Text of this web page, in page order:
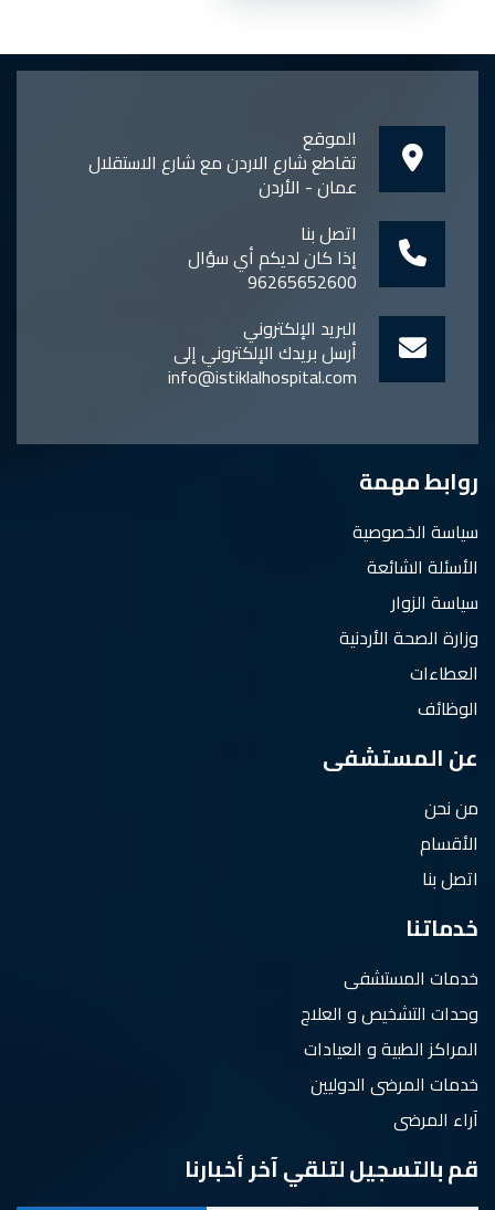
الموقع
تقاطع شارع الاردن مع شارع الاستقلال
عمان - الأردن
اتصل بنا
إذا كان لديكم أي سؤال
96265652600
البريد الإلكتروني
أرسل بريدك الإلكتروني إلى
info@istiklalhospital.com
روابط مهمة
سياسة الخصوصية
الأسئلة الشائعة
سياسة الزوار
وزارة الصحة الأردنية
العطاءات
الوظائف
عن المستشفى
من نحن
الأقسام
اتصل بنا
خدماتنا
خدمات المستشفى
وحدات التشخيص و العلاج
المراكز الطبية و العيادات
خدمات المرضى الدوليين
آراء المرضى
قم بالتسجيل لتلقي آخر أخبارنا